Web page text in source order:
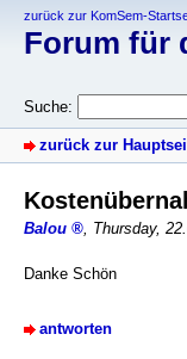
zurück zur KomSem-
Forum für
Suche:
zurück zur
Balou , Thursday,
Danke Schön
antworten